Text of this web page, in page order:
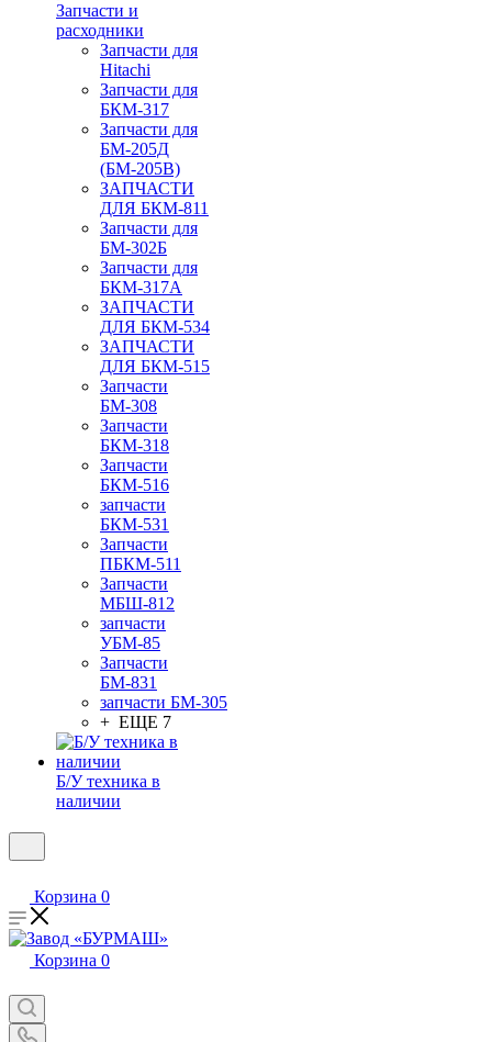
Запчасти и
расходники
Запчасти для
Hitachi
Запчасти для
БКМ-317
Запчасти для
БМ-205Д
(БМ-205В)
ЗАПЧАСТИ
ДЛЯ БКМ-811
Запчасти для
БМ-302Б
Запчасти для
БКМ-317А
ЗАПЧАСТИ
ДЛЯ БКМ-534
ЗАПЧАСТИ
ДЛЯ БКМ-515
Запчасти
БМ-308
Запчасти
БКМ-318
Запчасти
БКМ-516
запчасти
БКМ-531
Запчасти
ПБКМ-511
Запчасти
МБШ-812
запчасти
УБМ-85
Запчасти
БМ-831
запчасти БМ-305
+ ЕЩЕ 7
Б/У техника в
наличии
Корзина 0
Корзина 0